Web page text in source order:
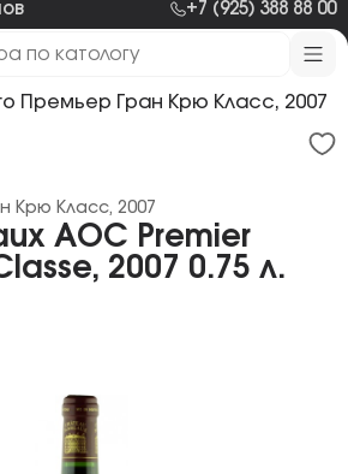
+7 (925) 388 88 00
Премьер Гран Крю Класс, 2007
AOC Premier
2007 0.75 л.
Крю Класс, 2007